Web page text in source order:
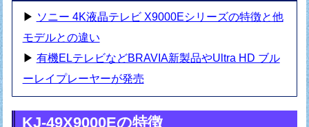
▶ ソニー 4K液晶テレビ X9000Eシリーズの特徴と他
モデルとの違い
▶ 有機ELテレビなどBRAVIA新製品やUltra HD ブル
ーレイプレーヤーが発売
KJ-49X9000Eの特徴